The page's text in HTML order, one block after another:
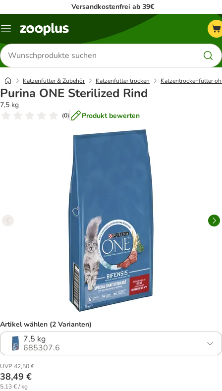
Versandkostenfrei ab 39€
Menü
Produkte
suchen
Katzenfutter & Zubehör Katzenfutter trocken Katzentrockenfutter
Purina ONE Sterilized Rind
7,5 kg
(0) Produkt bewerten
Artikel wählen (2 Varianten)
7,5 kg
685307.6
UVP 42,50 €
38,49 €
5,13 € / kg